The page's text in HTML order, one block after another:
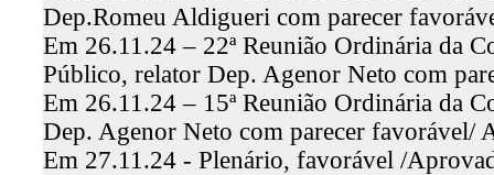
Dep.Romeu Aldigueri com parecer
Em 26.11.24 – 22ª Reunião Ordinária da
Público, relator Dep. Agenor Neto com
Em 26.11.24 – 15ª Reunião Ordinária da
Dep. Agenor Neto com parecer favorável/
Em 27.11.24 - Plenário, favorável /